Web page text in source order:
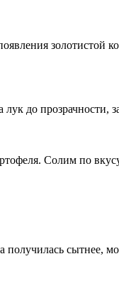
до
Солим по
сытнее,